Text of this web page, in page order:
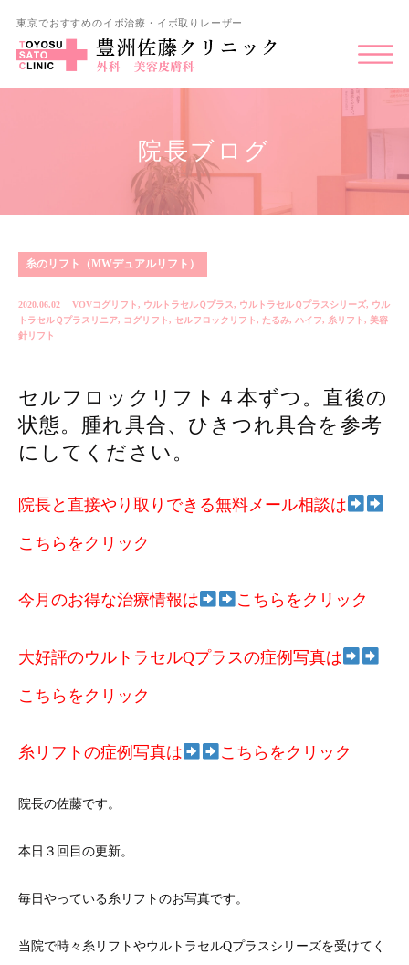
東京でおすすめのイボ治療・イボ取りレーザー
院長ブログ
糸のリフト（MWデュアルリフト）
2020.06.02 VOVコグリフト, ウルトラセルＱプラス, ウルトラセルＱプラスシリーズ, ウル
トラセルＱプラスリニア, コグリフト, セルフロックリフト, たるみ, ハイフ, 糸リフト, 美容
針リフト
セルフロックリフト４本ずつ。直後の
状態。腫れ具合、ひきつれ具合を参考
にしてください。
院長と直接やり取りできる無料メール相談は
こちらをクリック
今月のお得な治療情報は こちらをクリック
大好評のウルトラセルQプラスの症例写真は
こちらをクリック
糸リフトの症例写真は こちらをクリック
院長の佐藤です。
本日３回目の更新。
毎日やっている糸リフトのお写真です。
当院で時々糸リフトやウルトラセルQプラスシリーズを受けてく